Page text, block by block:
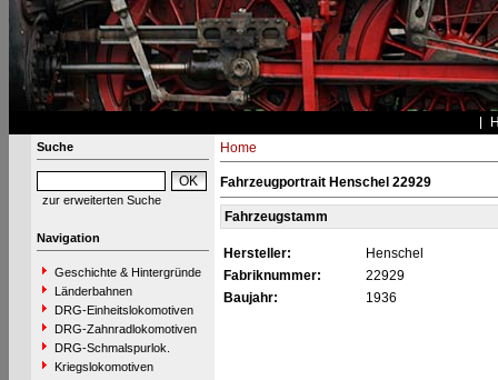
Suche
zur erweiterten Suche
Navigation
Geschichte & Hintergründe
Länderbahnen
DRG-Einheitslokomotiven
DRG-Zahnradlokomotiven
DRG-Schmalspurlok.
Kriegslokomotiven
Home
Fahrzeugportrait Henschel 22929
Fahrzeugstamm
Hersteller:
Henschel
Fabriknummer:
22929
Baujahr:
1936